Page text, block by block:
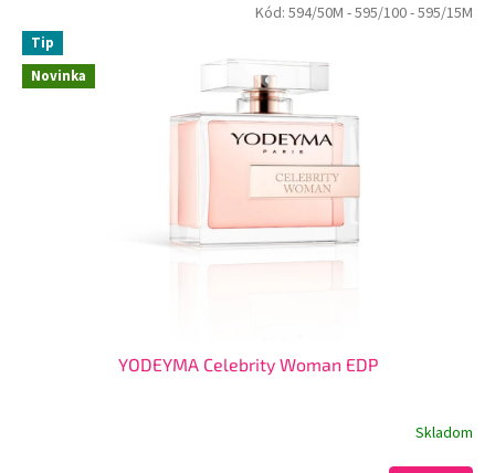
Novinka
Tip
YODEYMA Celebrity Woman EDP
Skladom
Kód: 594/50M - 595/100- 595/15M